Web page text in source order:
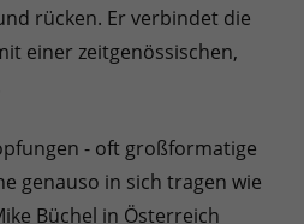
rücken. Er verbindet die
einer zeitgenössischen,
- oft großformatige
genauso in sich tragen wie
Büchel in Österreich